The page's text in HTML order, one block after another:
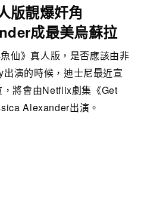
版靚爆奸角
成最美烏蘇拉
仙》真人版，是否應該由非
演的時候，迪士尼最近宣
將會由Netflix劇集《Get
Alexander出演。